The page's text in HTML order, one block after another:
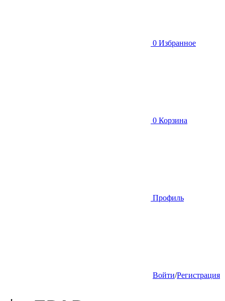
0 Избранное
0 Корзина
Профиль
Войти/Регистрация